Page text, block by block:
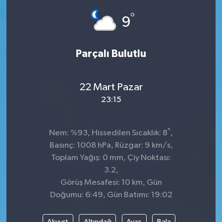
9°
Parçalı Bulutlu
22 Mart Pazar
23:15
Nem: %93, Hissedilen Sıcaklık: 8° ,
Basınç: 1008 hPa, Rüzgar: 9 km/s,
Toplam Yağış: 0 mm, Çiy Noktası:
3.2,
Görüş Mesafesi: 10 km, Gün
Doğumu: 6:49, Gün Batımı: 19:02
Magazin
Günün Haberleri
Yazarlarımız